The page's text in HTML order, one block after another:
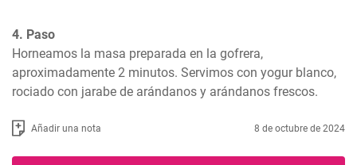
4. Paso
Horneamos la masa preparada en la gofrera,
aproximadamente 2 minutos. Servimos con yogur blanco,
rociado con jarabe de arándanos y arándanos frescos.
Añadir una nota 8 de octubre de 2024